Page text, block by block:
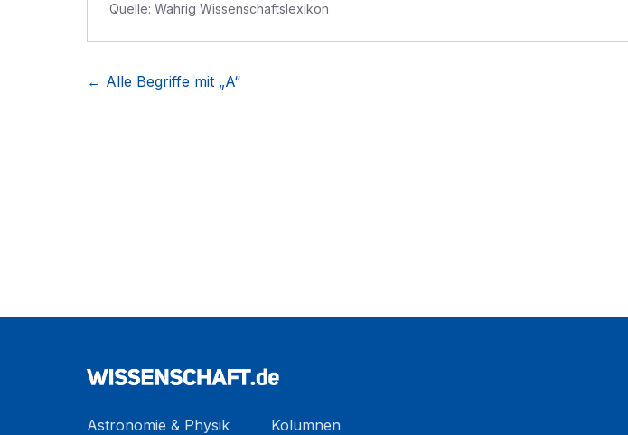
Quelle: Wahrig Wissenschaftslexikon
← Alle Begriffe mit „A“
Astronomie & Physik
Kolumnen